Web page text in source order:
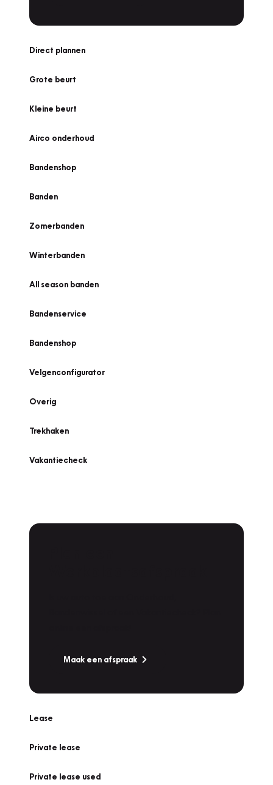
Direct plannen
Grote beurt
Kleine beurt
Airco onderhoud
Bandenshop
Banden
Zomerbanden
Winterbanden
All season banden
Bandenservice
Bandenshop
Velgenconfigurator
Overig
Trekhaken
Vakantiecheck
Maak een afspraak
Lease
Private lease
Private lease used